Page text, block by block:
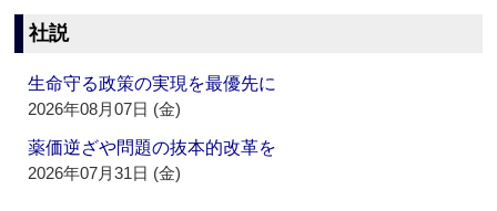
社説
生命守る政策の実現を最優先に
2026年08月07日 (金)
薬価逆ざや問題の抜本的改革を
2026年07月31日 (金)